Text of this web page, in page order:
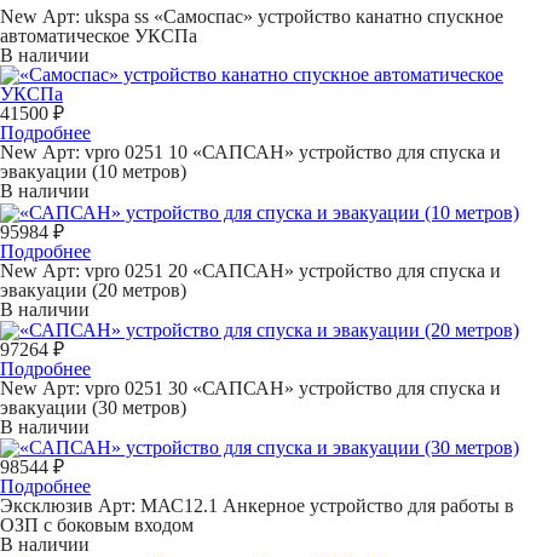
New Арт: ukspa ss «Самоспас» устройство канатно спускное
автоматическое УКСПа
В наличии
41500 ₽
Подробнее
New Арт: vpro 0251 10 «САПСАН» устройство для спуска и
эвакуации (10 метров)
В наличии
95984 ₽
Подробнее
New Арт: vpro 0251 20 «САПСАН» устройство для спуска и
эвакуации (20 метров)
В наличии
97264 ₽
Подробнее
New Арт: vpro 0251 30 «САПСАН» устройство для спуска и
эвакуации (30 метров)
В наличии
98544 ₽
Подробнее
Эксклюзив Арт: МАС12.1 Анкерное устройство для работы в
ОЗП с боковым входом
В наличии